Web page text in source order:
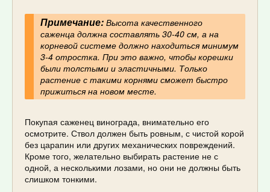
Примечание:Высота качественного
саженца должна составлять 30-40 см, а на
корневой системе должно находиться минимум
3-4 отростка. При это важно, чтобы корешки
были толстыми и эластичными. Только
растение с такими корнями сможет быстро
прижиться на новом месте.
Покупая саженец винограда, внимательно его
осмотрите. Ствол должен быть ровным, с чистой корой
без царапин или других механических повреждений.
Кроме того, желательно выбирать растение не с
одной, а несколькими лозами, но они не должны быть
слишком тонкими.